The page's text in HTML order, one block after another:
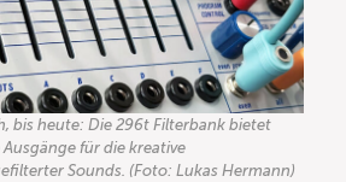
bis heute: Die 296t Filterbank bietet
für die kreative
Sounds. (Foto: Lukas Hermann)